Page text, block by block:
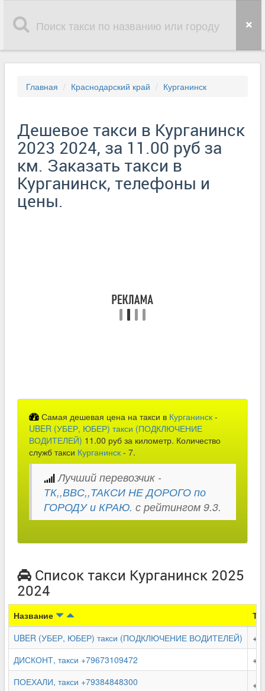
Главная Краснодарский край Курганинск
Дешевое такси в Курганинск
2023 2024, за 11.00 руб за
км. Заказать такси в
Курганинск, телефоны и
цены.
Самая дешевая цена на такси в Курганинск -
UBER (УБЕР, ЮБЕР) такси (ПОДКЛЮЧЕНИЕ
ВОДИТЕЛЕЙ) 11.00 руб за километр. Количество
служб такси Курганинск - 7.
Лучший перевозчик -
ТК,,ВВС,,ТАКСИ НЕ ДОРОГО по
ГОРОДУ и КРАЮ. с рейтингом 9.3.
Список такси Курганинск 2025
2024
Название
UBER (УБЕР, ЮБЕР) такси (ПОДКЛЮЧЕНИЕ ВОДИТЕЛЕЙ)
+7
ДИСКОНТ, такси +79673109472
+7
ПОЕХАЛИ, такси +79384848300